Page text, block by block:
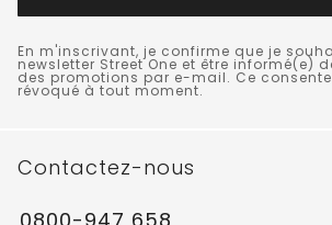
En m'inscrivant, je confirme que je
newsletter Street One et être informé(e)
des promotions par e-mail. Ce
révoqué à tout moment.
Contactez-nous
0800-947 658